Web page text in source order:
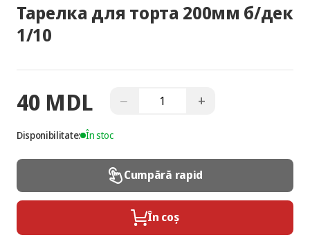
Тарелка для торта 200мм б/дек
1/10
40 MDL − +
Disponibilitate: În stoc
Cumpără rapid
În coș